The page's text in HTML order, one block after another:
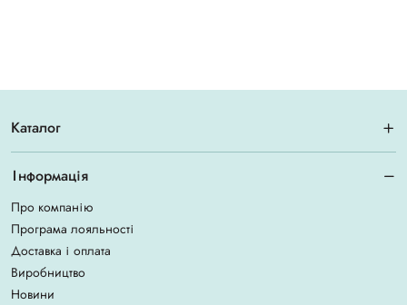
Каталог
Інформація
Про компанію
Програма лояльності
Доставка і оплата
Виробництво
Новини